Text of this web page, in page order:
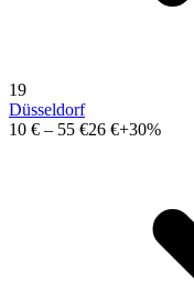
19
Düsseldorf
10 € – 55 €26 €+30%